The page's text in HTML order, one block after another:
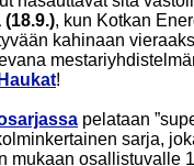
, kun Kotkan
kahinaan
!
pelataan
sarja,
mukaan osallistuvalle